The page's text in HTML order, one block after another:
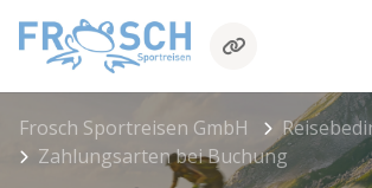
Frosch Sportreisen GmbH
Zahlungsarten bei Buchung